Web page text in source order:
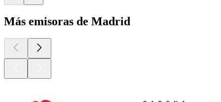
Más emisoras de Madrid